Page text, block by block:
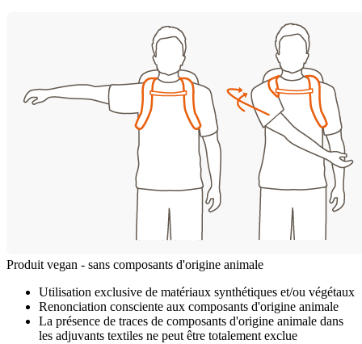
Produit vegan - sans composants d'origine animale
Utilisation exclusive de matériaux synthétiques et/ou végétaux
Renonciation consciente aux composants d'origine animale
La présence de traces de composants d'origine animale dans
les adjuvants textiles ne peut être totalement exclue